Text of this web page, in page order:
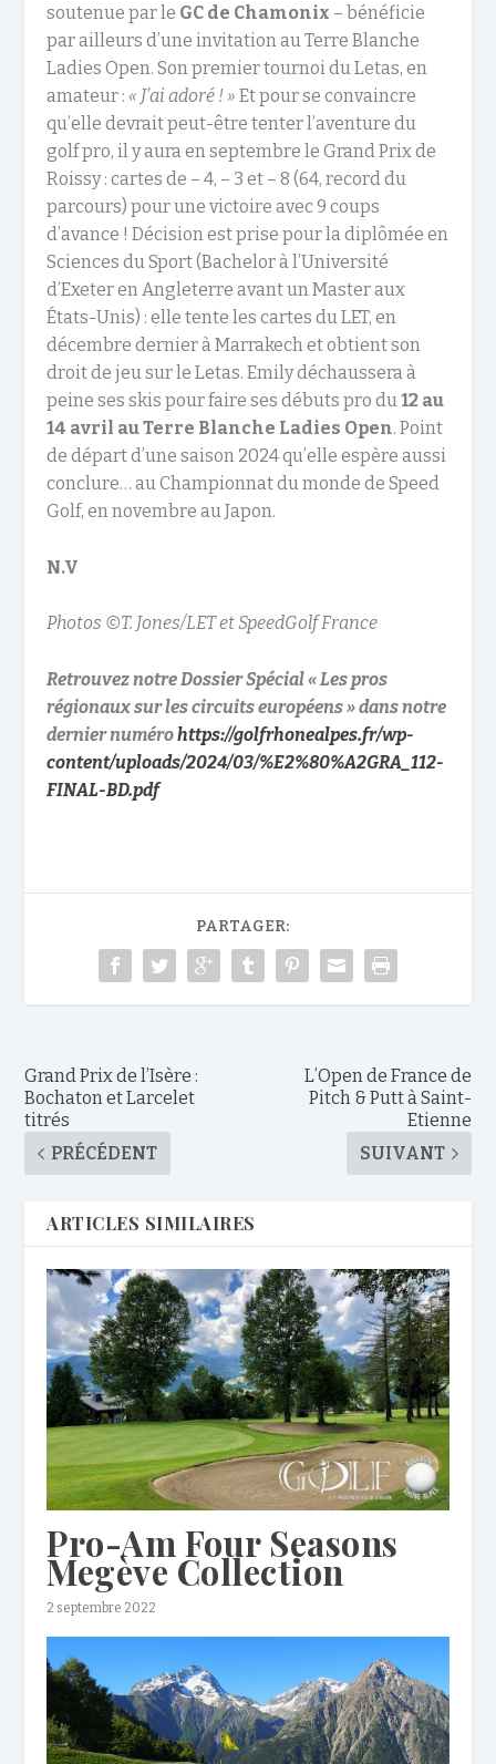
soutenue par le GC de Chamonix – bénéficie
par ailleurs d’une invitation au Terre Blanche
Ladies Open. Son premier tournoi du Letas, en
amateur : « J’ai adoré ! » Et pour se convaincre
qu’elle devrait peut-être tenter l’aventure du
golf pro, il y aura en septembre le Grand Prix de
Roissy : cartes de – 4, – 3 et – 8 (64, record du
parcours) pour une victoire avec 9 coups
d’avance ! Décision est prise pour la diplômée en
Sciences du Sport (Bachelor à l’Université
d’Exeter en Angleterre avant un Master aux
États-Unis) : elle tente les cartes du LET, en
décembre dernier à Marrakech et obtient son
droit de jeu sur le Letas. Emily déchaussera à
peine ses skis pour faire ses débuts pro du12 au
14 avril au Terre Blanche Ladies Open. Point
de départ d’une saison 2024 qu’elle espère aussi
conclure… au Championnat du monde de Speed
Golf, en novembre au Japon.
N.V
Photos ©T. Jones/LET et SpeedGolf France
Retrouvez notre Dossier Spécial « Les pros
régionaux sur les circuits européens » dans notre
dernier numérohttps://golfrhonealpes.fr/wp-
content/uploads/2024/03/%E2%80%A2GRA_112-
FINAL-BD.pdf
PARTAGER:
Grand Prix de l’Isère :
Bochaton et Larcelet
titrés
PRÉCÉDENT
L’Open de France de
Pitch & Putt à Saint-
Etienne
SUIVANT
ARTICLES SIMILAIRES
Pro-Am Four Seasons
Megève Collection
2 septembre 2022